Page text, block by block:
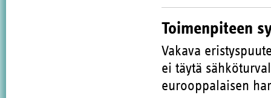
Toimenpiteen
Vakava
ei täytä
eurooppalaisen